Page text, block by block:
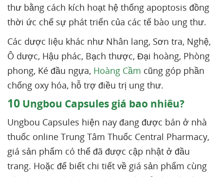
thư bằng cách kích hoạt hệ thống apoptosis đồng
thời ức chế sự phát triển của các tế bào ung thư.
Các dược liệu khác như Nhân lang, Sơn tra, Nghệ,
Ô dược, Hậu phác, Bạch thược, Đại hoàng, Phòng
phong, Ké đầu ngựa, Hoàng Cầm cũng góp phần
chống oxy hóa, hỗ trợ điều trị ung thư.
10 Ungbou Capsules giá bao nhiêu?
Ungbou Capsules hiện nay đang được bán ở nhà
thuốc online Trung Tâm Thuốc Central Pharmacy,
giá sản phẩm có thể đã được cập nhật ở đầu
trang. Hoặc để biết chi tiết về giá sản phẩm cùng